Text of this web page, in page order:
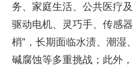
务、家庭生活、公共医疗
驱动电机、灵巧手、传感
梢”，长期面临水渍、潮湿
碱腐蚀等多重挑战；此外